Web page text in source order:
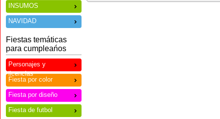
INSUMOS
NAVIDAD
Fiestas temáticas
para cumpleańos
Personajes y
licencias
Fiesta por color
Fiesta por diseño
Fiesta de futbol